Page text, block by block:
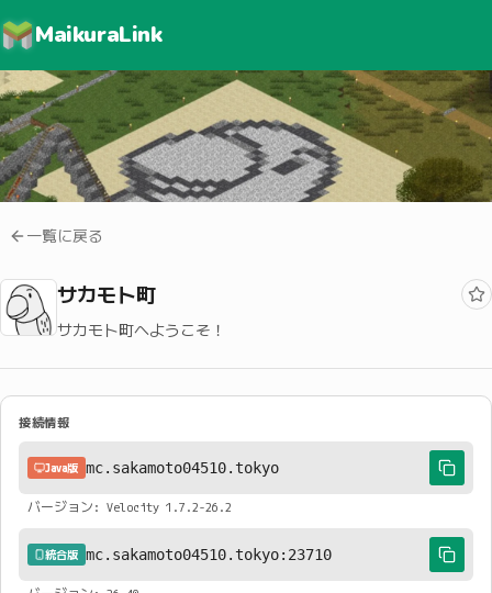
MaikuraLink
一覧に戻る
サカモト町
サカモト町へようこそ！
接続情報
Java版 mc.sakamoto04510.tokyo
バージョン: Velocity 1.7.2-26.2
統合版 mc.sakamoto04510.tokyo:23710